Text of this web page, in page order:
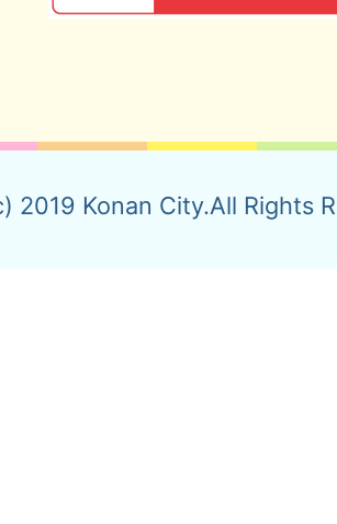
2019 Konan City.All Rights